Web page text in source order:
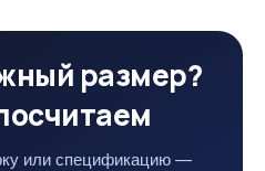
размер?
или спецификацию —